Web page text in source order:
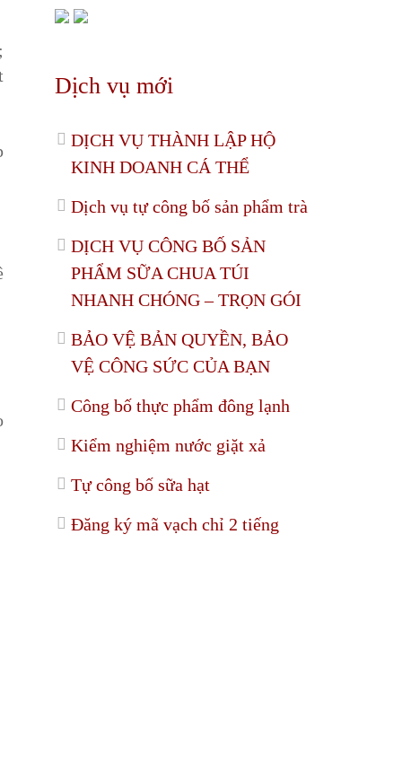
Dịch vụ mới
DỊCH VỤ THÀNH LẬP HỘ
KINH DOANH CÁ THỂ
Dịch vụ tự công bố sản phẩm trà
DỊCH VỤ CÔNG BỐ SẢN
PHẨM SỮA CHUA TÚI
NHANH CHÓNG – TRỌN GÓI
BẢO VỆ BẢN QUYỀN, BẢO
VỆ CÔNG SỨC CỦA BẠN
Công bố thực phẩm đông lạnh
Kiểm nghiệm nước giặt xả
Tự công bố sữa hạt
Đăng ký mã vạch chỉ 2 tiếng